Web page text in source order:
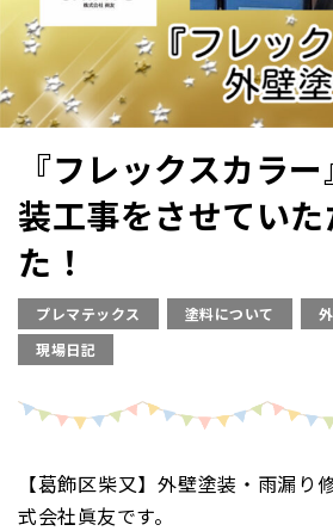
『フレックスカラ
装工事をさせてい
た！
プレマテックス 塗料について
現場日記
【葛飾区柴又】外壁塗装・雨漏り
式会社眞友です。